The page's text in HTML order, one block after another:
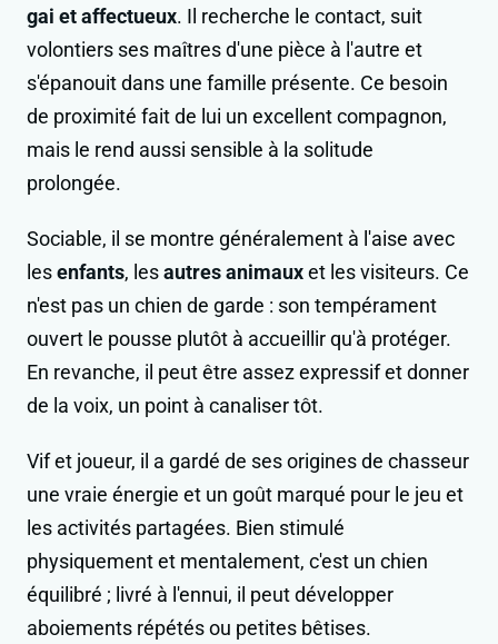
gai et affectueux. Il recherche le contact, suit
volontiers ses maîtres d'une pièce à l'autre et
s'épanouit dans une famille présente. Ce besoin
de proximité fait de lui un excellent compagnon,
mais le rend aussi sensible à la solitude
prolongée.
Sociable, il se montre généralement à l'aise avec
lesenfants, lesautres animauxet les visiteurs. Ce
n'est pas un chien de garde : son tempérament
ouvert le pousse plutôt à accueillir qu'à protéger.
En revanche, il peut être assez expressif et donner
de la voix, un point à canaliser tôt.
Vif et joueur, il a gardé de ses origines de chasseur
une vraie énergie et un goût marqué pour le jeu et
les activités partagées. Bien stimulé
physiquement et mentalement, c'est un chien
équilibré ; livré à l'ennui, il peut développer
aboiements répétés ou petites bêtises.